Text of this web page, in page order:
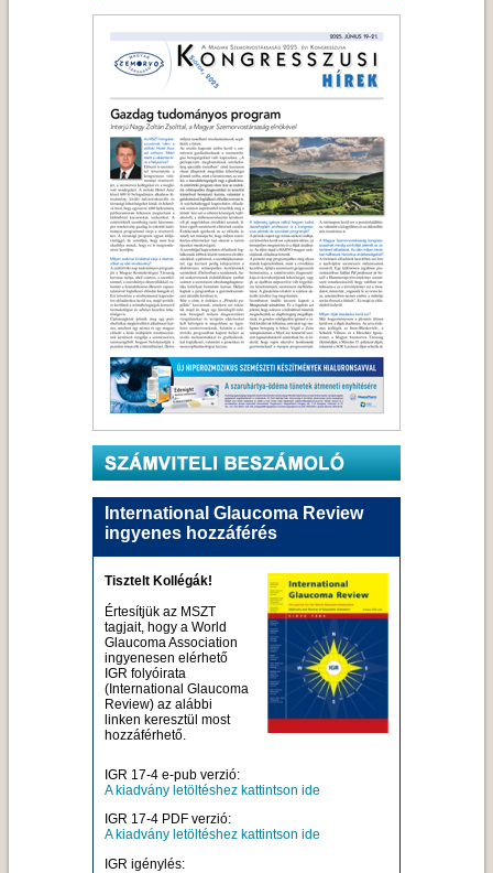
International Glaucoma Review
ingyenes hozzáférés
Tisztelt Kollégák!
Értesítjük az MSZT
tagjait, hogy a World
Glaucoma Association
ingyenesen elérhető
IGR folyóirata
(International Glaucoma
Review) az alábbi
linken keresztül most
hozzáférhető.
IGR 17-4 e-pub verzió:
A kiadvány letöltéshez kattintson ide
IGR 17-4 PDF verzió:
A kiadvány letöltéshez kattintson ide
IGR igénylés: